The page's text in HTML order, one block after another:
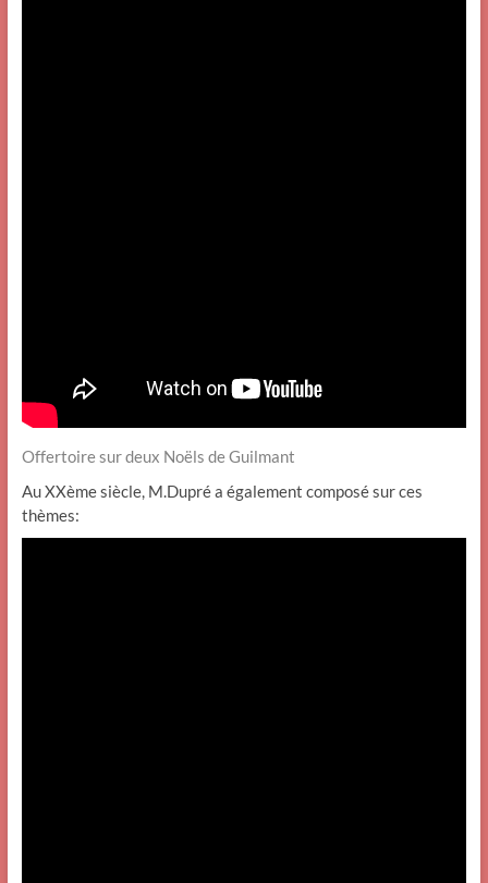
Offertoire sur deux Noëls de Guilmant
Au XXème siècle, M.Dupré a également composé sur ces
thèmes: